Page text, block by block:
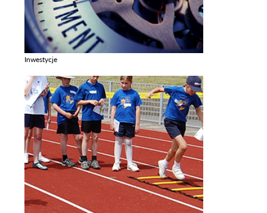
Inwestycje